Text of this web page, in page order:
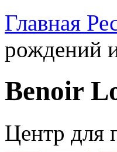
Главная
рождений
Benoir
Центр для